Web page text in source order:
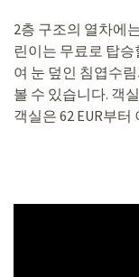
2층 구조의 열차에
린이는 무료로 탑
여 눈 덮인 침엽수
볼 수 있습니다. 객
객실은 62 EUR부